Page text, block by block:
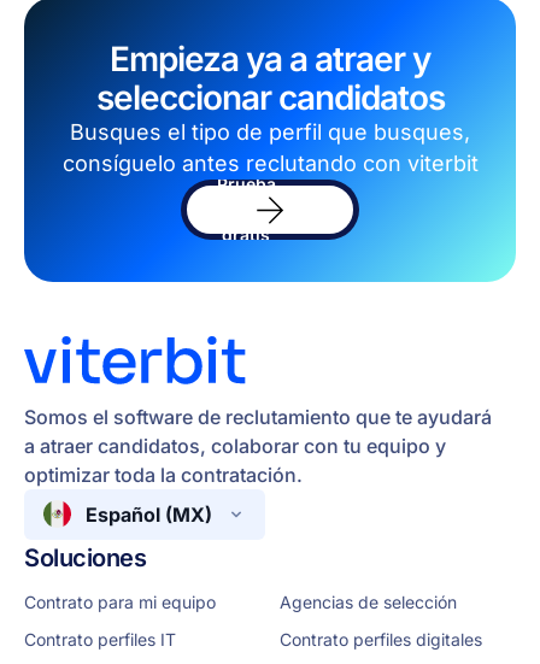
Empieza ya a atraer y
seleccionar candidatos
Busques el tipo de perfil que busques,
consíguelo antes reclutando con viterbit
Prueba
software
gratis
Somos el software de reclutamiento que te ayudará
a atraer candidatos, colaborar con tu equipo y
optimizar toda la contratación.
Español (MX)
Soluciones
Contrato para mi equipo
Agencias de selección
Contrato perfiles IT
Contrato perfiles digitales